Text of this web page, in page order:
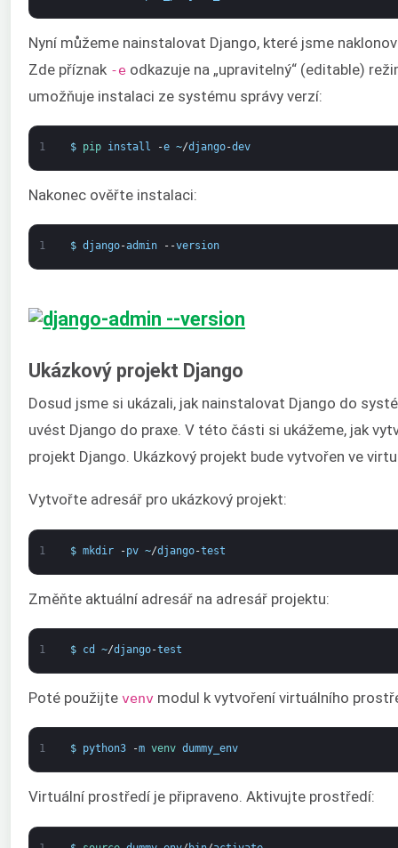
Nyní můžeme nainstalovat Django, které jsme
Zde příznak -e odkazuje na „upravitelný“ (editable)
umožňuje instalaci ze systému správy verzí:
1 $ pip install -e ~/django-dev
Nakonec ověřte instalaci:
1 $ django-admin --version
Ukázkový projekt Django
Dosud jsme si ukázali, jak nainstalovat Django do
uvést Django do praxe. V této části si ukážeme, jak
projekt Django. Ukázkový projekt bude vytvořen ve
Vytvořte adresář pro ukázkový projekt:
1 $ mkdir -pv ~/django-test
Změňte aktuální adresář na adresář projektu:
1 $ cd ~/django-test
Poté použijte venv modul k vytvoření virtuálního
1 $ python3 -m venv dummy_env
Virtuální prostředí je připraveno. Aktivujte prostředí: